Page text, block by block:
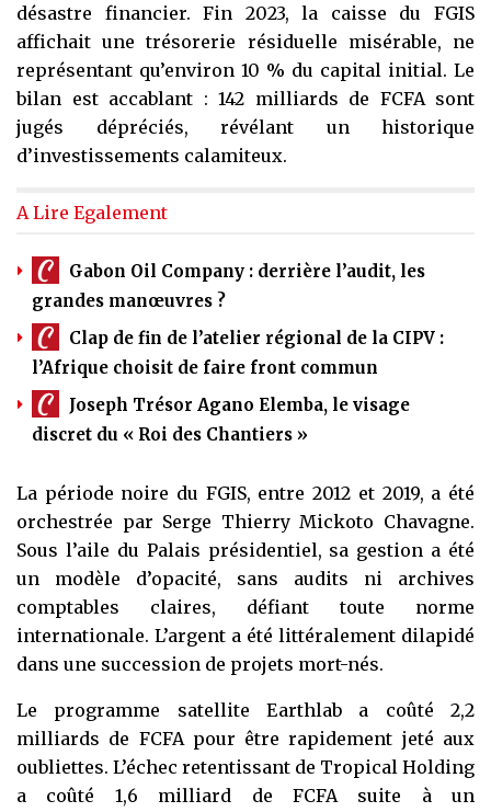
désastre financier. Fin 2023, la caisse du FGIS
affichait une trésorerie résiduelle misérable, ne
représentant qu’environ 10 % du capital initial. Le
bilan est accablant : 142 milliards de FCFA sont
jugés dépréciés, révélant un historique
d’investissements calamiteux.
A Lire Egalement
Gabon Oil Company : derrière l’audit, les
grandes manœuvres ?
Clap de fin de l’atelier régional de la CIPV :
l’Afrique choisit de faire front commun
Joseph Trésor Agano Elemba, le visage
discret du « Roi des Chantiers »
La période noire du FGIS, entre 2012 et 2019, a été
orchestrée par Serge Thierry Mickoto Chavagne.
Sous l’aile du Palais présidentiel, sa gestion a été
un modèle d’opacité, sans audits ni archives
comptables claires, défiant toute norme
internationale. L’argent a été littéralement dilapidé
dans une succession de projets mort-nés.
Le programme satellite Earthlab a coûté 2,2
milliards de FCFA pour être rapidement jeté aux
oubliettes. L’échec retentissant de Tropical Holding
a coûté 1,6 milliard de FCFA suite à un